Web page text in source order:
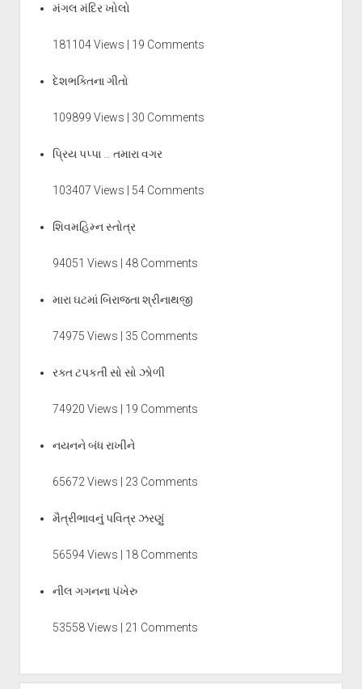
મંગલ મંદિર ખોલો
181104 Views | 19 Comments
દેશભક્તિના ગીતો
109899 Views | 30 Comments
પ્રિય પપ્પા … તમારા વગર
103407 Views | 54 Comments
શિવમહિમ્ન સ્તોત્ર
94051 Views | 48 Comments
મારા ઘટમાં બિરાજતા શ્રીનાથજી
74975 Views | 35 Comments
રક્ત ટપકતી સો સો ઝોળી
74920 Views | 19 Comments
નયનને બંધ રાખીને
65672 Views | 23 Comments
મૈત્રીભાવનું પવિત્ર ઝરણું
56594 Views | 18 Comments
નીલ ગગનના પંખેરુ
53558 Views | 21 Comments